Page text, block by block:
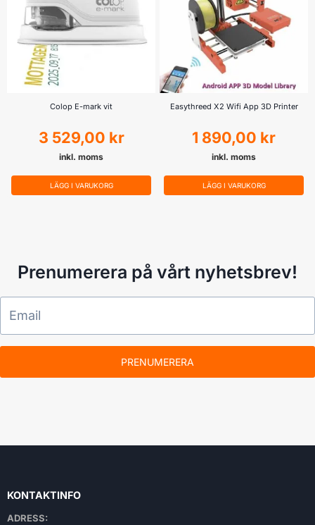
Colop E-mark vit
3 529,00 kr
inkl. moms
LÄGG I VARUKORG
Easythreed X2 Wifi App 3D Printer
1 890,00 kr
inkl. moms
LÄGG I VARUKORG
Prenumerera på vårt nyhetsbrev!
PRENUMERERA
KONTAKTINFO
ADRESS: